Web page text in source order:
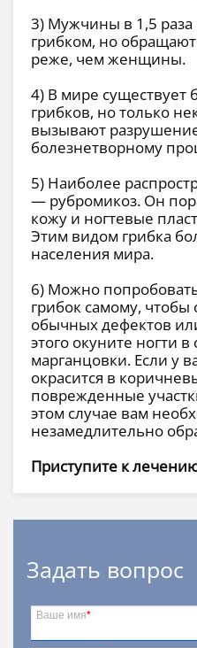
3) Мужчины в 1,5
грибком, но
реже, чем женщины.
4) В мире существует
грибков, но только
вызывают
болезнетворному
5) Наиболее
— рубромикоз. Он
кожу и ногтевые
Этим видом грибка
населения мира.
6) Можно
грибок самому, чтобы
обычных дефектов
этого окуните ногти
марганцовки. Если у
окрасится в
поврежденные
этом случае вам
незамедлительно
Приступите к
Задать вопрос
Ваше имя*